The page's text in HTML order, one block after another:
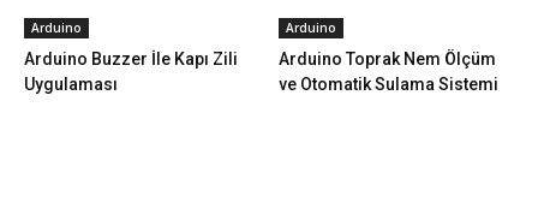
Arduino
Arduino Buzzer İle Kapı Zili
Uygulaması
Arduino
Arduino Toprak Nem Ölçüm
ve Otomatik Sulama Sistemi